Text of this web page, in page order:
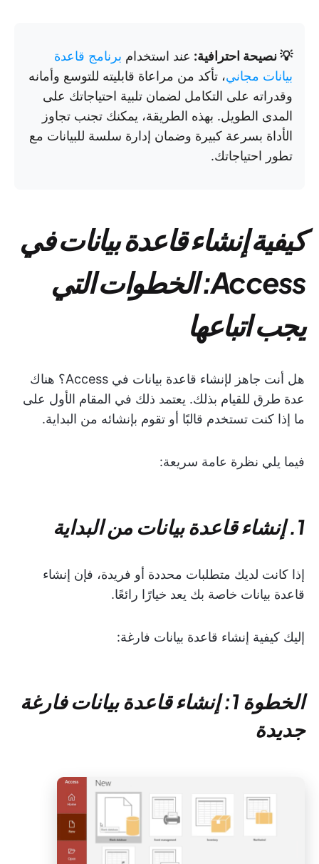
💡 نصيحة احترافية: عند استخدام برنامج قاعدة
بيانات مجاني، تأكد من مراعاة قابليته للتوسع وأمانه
وقدراته على التكامل لضمان تلبية احتياجاتك على
المدى الطويل. بهذه الطريقة، يمكنك تجنب تجاوز
الأداة بسرعة كبيرة وضمان إدارة سلسة للبيانات مع
تطور احتياجاتك.
كيفية إنشاء قاعدة بيانات في
Access: الخطوات التي
يجب اتباعها
هل أنت جاهز لإنشاء قاعدة بيانات في Access؟ هناك
عدة طرق للقيام بذلك. يعتمد ذلك في المقام الأول على
ما إذا كنت تستخدم قالبًا أو تقوم بإنشائه من البداية.
فيما يلي نظرة عامة سريعة:
1. إنشاء قاعدة بيانات من البداية
إذا كانت لديك متطلبات محددة أو فريدة، فإن إنشاء
قاعدة بيانات خاصة بك يعد خيارًا رائعًا.
إليك كيفية إنشاء قاعدة بيانات فارغة:
الخطوة 1: إنشاء قاعدة بيانات فارغة
جديدة